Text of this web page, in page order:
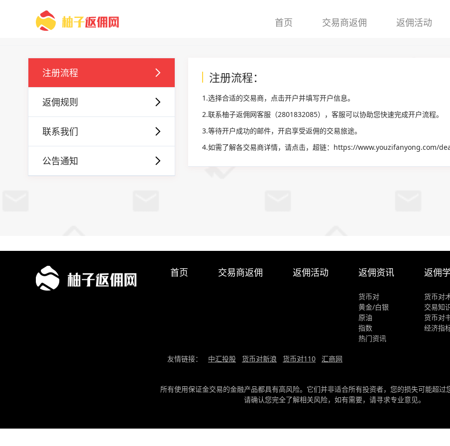
首页 交易商返佣 返佣活动
注册流程
返佣规则
联系我们
公告通知
注册流程：
1.选择合适的交易商，点击开户并填写开户信息。
2.联系柚子返佣网客服（2801832085），客服可以协助您快速完成开户流程。
3.等待开户成功的邮件，开启享受返佣的交易旅途。
4.如需了解各交易商详情，请点击，超链： https://www.youzifanyong.com/
首页 交易商返佣 返佣活动 返佣资讯
货币对
黄金/白银
原油
指数
热门资讯
返佣
货币对
交易知
货币对
经济指
友情链接： 中汇投股 货币对新浪 货币对110 汇商网
所有使用保证金交易的金融产品都具有高风险。它们并非适合所有投资者，您的损失可能超过
请确认您完全了解相关风险，如有需要，请寻求专业意见。